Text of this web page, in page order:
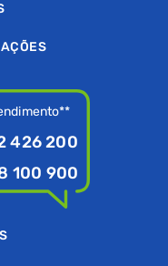
426 200
100 900